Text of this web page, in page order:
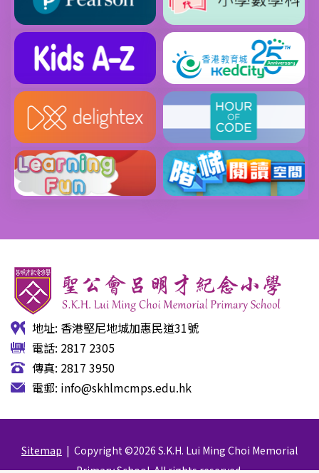
地址: 香港堅尼地城加惠民道31號
電話: 2817 2305
傳真: 2817 3950
電郵: info@skhlmcmps.edu.hk
Sitemap | Copyright ©2026 S.K.H. Lui Ming Choi Memorial